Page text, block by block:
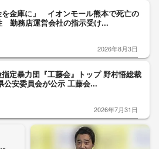
を金庫に」 イオンモール熊本で死亡の
勤務店運営会社の指示受け...
2026年8月3日
定暴力団『工藤会』トップ 野村悟総裁
公安委員会が公示 工藤会...
2026年7月31日